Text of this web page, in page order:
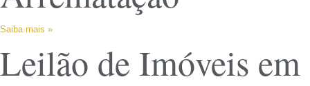
Saiba mais »
Leilão de Imóveis em